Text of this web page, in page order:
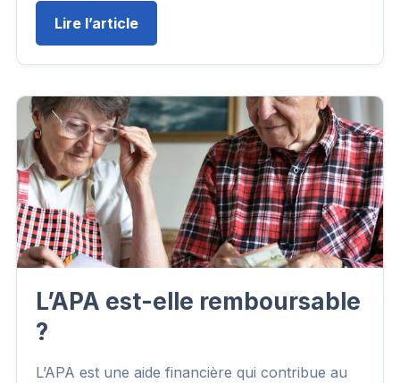
Lire l’article
L’APA est-elle remboursable
?
L’APA est une aide financière qui contribue au